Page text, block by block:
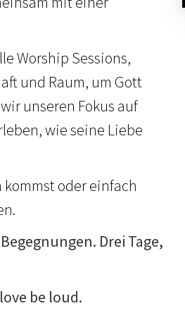
Worship Sessions,
und Raum, um Gott
unseren Fokus auf
wie seine Liebe
oder einfach
Drei Tage,
be loud.